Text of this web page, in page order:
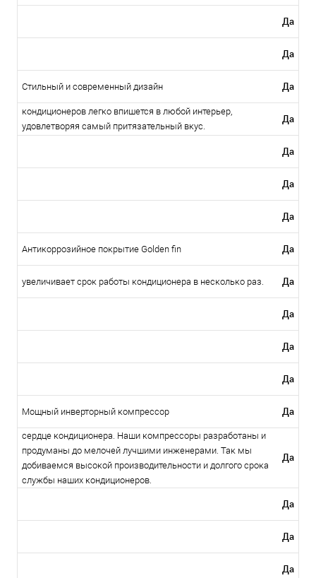
Да
Да
Стильный и современный дизайн Да
кондиционеров легко впишется в любой интерьер,
удовлетворяя самый притязательный вкус.
Да
Да
Да
Да
Антикоррозийное покрытие Golden fin Да
увеличивает срок работы кондиционера в несколько раз. Да
Да
Да
Да
Мощный инверторный компрессор Да
сердце кондиционера. Наши компрессоры разработаны и
продуманы до мелочей лучшими инженерами. Так мы
добиваемся высокой производительности и долгого срока
службы наших кондиционеров.
Да
Да
Да
Да